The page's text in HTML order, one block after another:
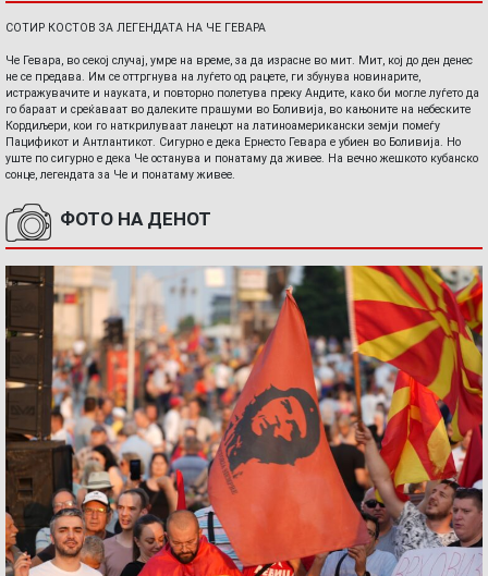
СОТИР КОСТОВ ЗА ЛЕГЕНДАТА НА ЧЕ ГЕВАРА
Че Гевара, во секој случај, умре на време, за да израсне во мит. Мит, кој до ден денес
не се предава. Им се оттргнува на луѓето од рацете, ги збунува новинарите,
истражувачите и науката, и повторно полетува преку Андите, како би могле луѓето да
го бараат и среќаваат во далеките прашуми во Боливија, во кањоните на небеските
Кордиљери, кои го наткрилуваат ланецот на латиноамерикански земји помеѓу
Пацификот и Антлантикот. Сигурно е дека Ернесто Гевара е убиен во Боливија. Но
уште по сигурно е дека Че останува и понатаму да живее. На вечно жешкото кубанско
сонце, легендата за Че и понатаму живее.
ФОТО НА ДЕНОТ